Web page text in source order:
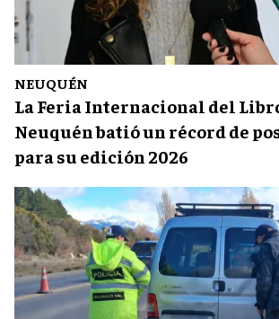
NEUQUÉN
La Feria Internacional del
Neuquén batió un récord de
para su edición 2026